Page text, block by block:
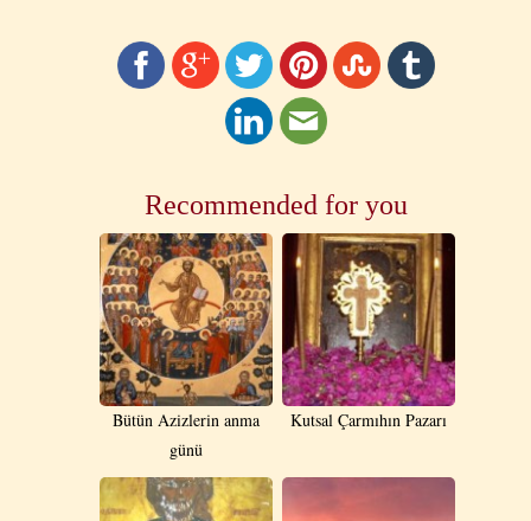
Recommended for you
Bütün Azizlerin anma
günü
Kutsal Çarmıhın Pazarı